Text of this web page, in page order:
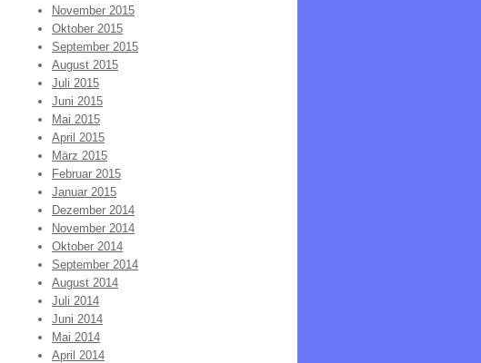
November 2015
Oktober 2015
September 2015
August 2015
Juli 2015
Juni 2015
Mai 2015
April 2015
März 2015
Februar 2015
Januar 2015
Dezember 2014
November 2014
Oktober 2014
September 2014
August 2014
Juli 2014
Juni 2014
Mai 2014
April 2014